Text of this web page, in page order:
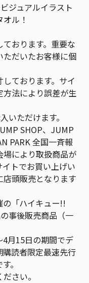
ジュアルイラスト
ル！
おります。重要な
だいたお客様に個
ております。サイ
法により誤差が生
いただけます。
SHOP、JUMP
PARK 全国一斉報
により取扱商品が
トでお買い上げい
頭販売となります
「ハイキュー!!
事後販売商品（一
月15日の期間でデ
読者限定最速先行
。
さい。